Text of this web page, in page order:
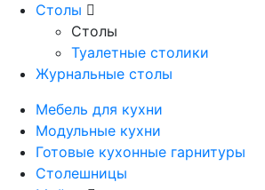
Столы
Столы
Туалетные столики
Журнальные столы
Мебель для кухни
Модульные кухни
Готовые кухонные гарнитуры
Столешницы